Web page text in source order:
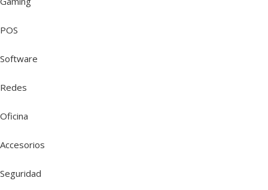
POS
Software
Redes
Oficina
Accesorios
Seguridad